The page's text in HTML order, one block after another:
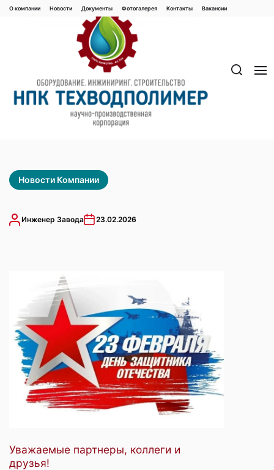
Перейти
Новости Компании
Инженер Завода 23.02.2026
Уважаемые партнеры, коллеги и
друзья!
О компании Новости Документы Фотогалерея Контaкты Вакaнсии